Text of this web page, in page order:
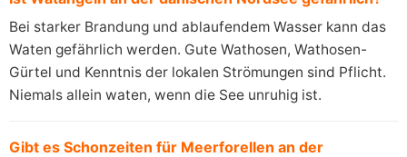
Bei starker Brandung und ablaufendem Wasser kann das
Waten gefährlich werden. Gute Wathosen, Wathosen-
Gürtel und Kenntnis der lokalen Strömungen sind Pflicht.
Niemals allein waten, wenn die See unruhig ist.
Gibt es Schonzeiten für Meerforellen an der